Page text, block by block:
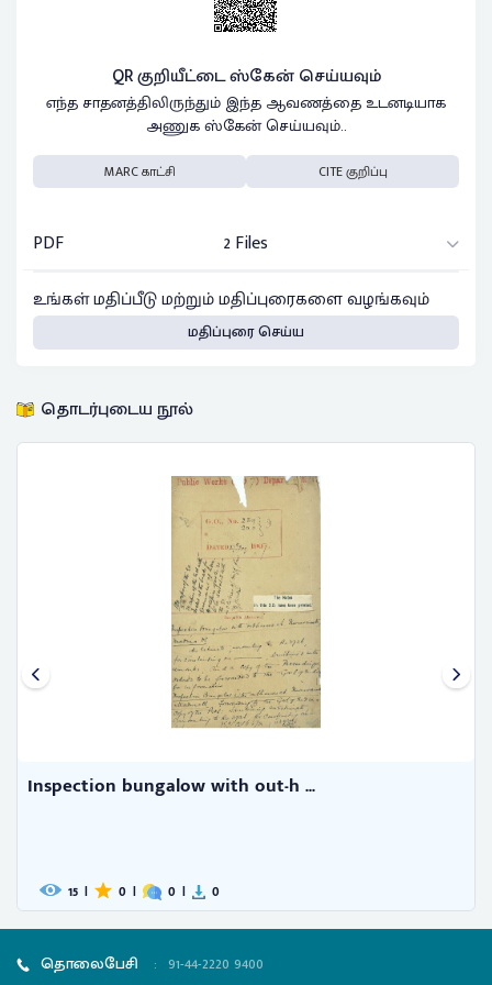
QR குறியீட்டை ஸ்கேன் செய்யவும்
எந்த சாதனத்திலிருந்தும் இந்த ஆவணத்தை உடனடியாக
அணுக ஸ்கேன் செய்யவும்..
MARC காட்சி CITE குறிப்பு
PDF
2 Files
உங்கள் மதிப்பீடு மற்றும் மதிப்புரைகளை வழங்கவும்
மதிப்புரை செய்ய
தொடர்புடைய நூல்
Inspection bungalow with out-h ...
15 | 0 | 0 | 0
தொலைபேசி : 91-44-2220 9400